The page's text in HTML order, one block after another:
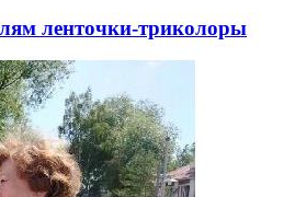
ленточки-триколоры